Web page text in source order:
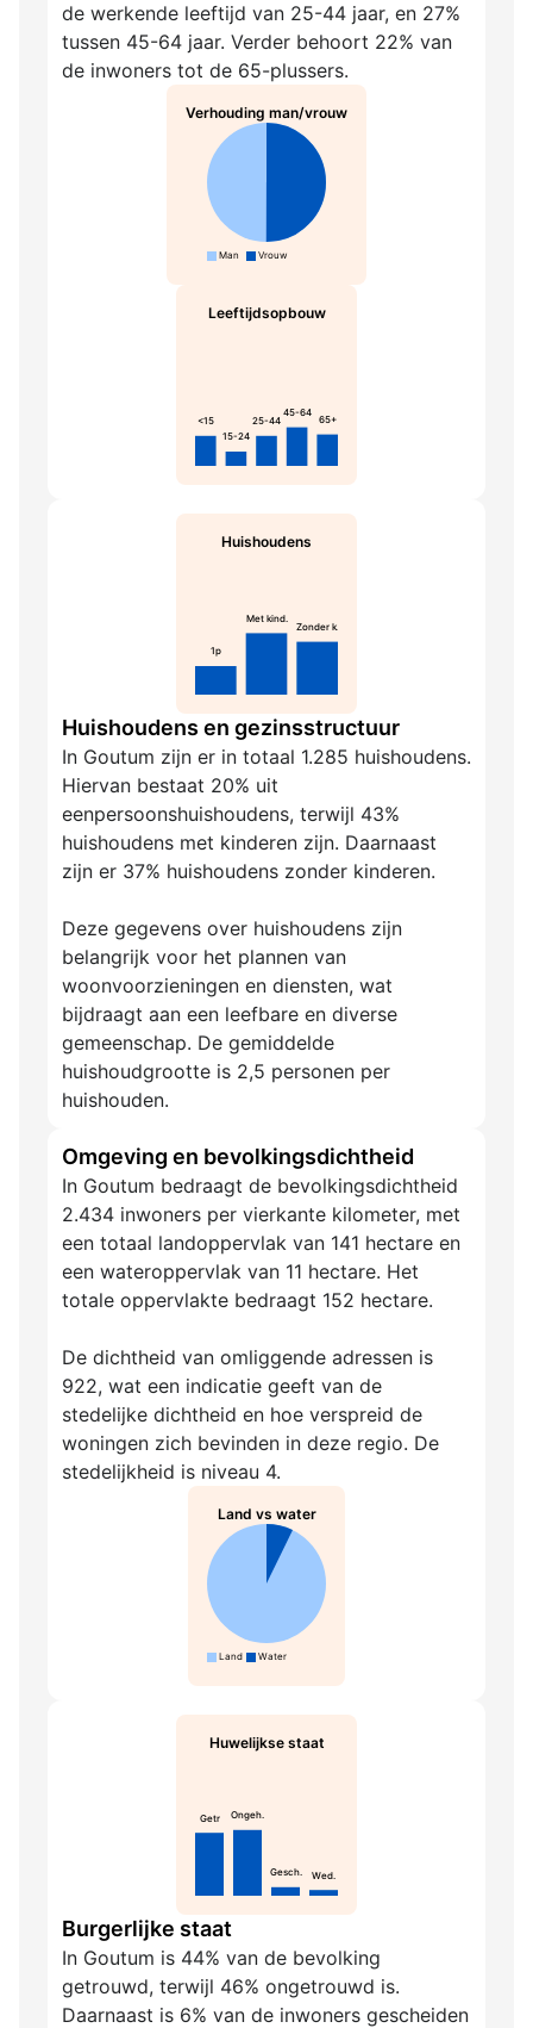
de werkende leeftijd van 25-44 jaar, en 27%
tussen 45-64 jaar. Verder behoort 22% van
de inwoners tot de 65-plussers.
Verhouding man/vrouw
Man Vrouw
Leeftijdsopbouw
<15
15-24
25-44
45-64
65+
Huishoudens
1p
Met kind.
Zonder k.
Huishoudens en gezinsstructuur
In Goutum zijn er in totaal 1.285 huishoudens.
Hiervan bestaat 20% uit
eenpersoonshuishoudens, terwijl 43%
huishoudens met kinderen zijn. Daarnaast
zijn er 37% huishoudens zonder kinderen.
Deze gegevens over huishoudens zijn
belangrijk voor het plannen van
woonvoorzieningen en diensten, wat
bijdraagt aan een leefbare en diverse
gemeenschap. De gemiddelde
huishoudgrootte is 2,5 personen per
huishouden.
Omgeving en bevolkingsdichtheid
In Goutum bedraagt de bevolkingsdichtheid
2.434 inwoners per vierkante kilometer, met
een totaal landoppervlak van 141 hectare en
een wateroppervlak van 11 hectare. Het
totale oppervlakte bedraagt 152 hectare.
De dichtheid van omliggende adressen is
922, wat een indicatie geeft van de
stedelijke dichtheid en hoe verspreid de
woningen zich bevinden in deze regio. De
stedelijkheid is niveau 4.
Land vs water
Land Water
Huwelijkse staat
Getr Ongeh.
Gesch. Wed.
Burgerlijke staat
In Goutum is 44% van de bevolking
getrouwd, terwijl 46% ongetrouwd is.
Daarnaast is 6% van de inwoners gescheiden